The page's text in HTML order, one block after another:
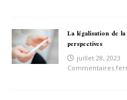
La légalisation de
perspectives
juillet 28, 2023
Commentaires